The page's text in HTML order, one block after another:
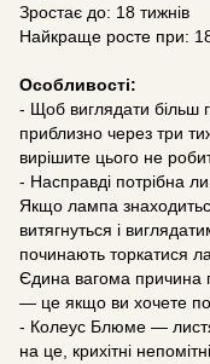
Зростає до: 18 тижнів
Найкраще росте при:
Особливості:
- Щоб виглядати більш
приблизно через три
вирішите цього не
- Насправді потрібна
Якщо лампа
витягнуться і
починають торкатися
Єдина вагома причина
— це якщо ви хочете
- Колеус Блюме —
на це, крихітні